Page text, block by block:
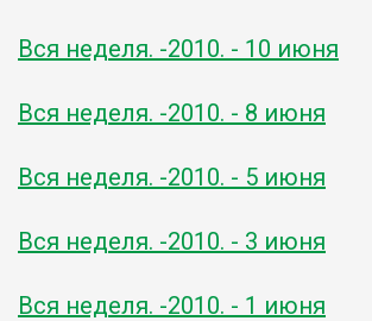
Вся неделя. -2010. - 10 июня
Вся неделя. -2010. - 8 июня
Вся неделя. -2010. - 5 июня
Вся неделя. -2010. - 3 июня
Вся неделя. -2010. - 1 июня